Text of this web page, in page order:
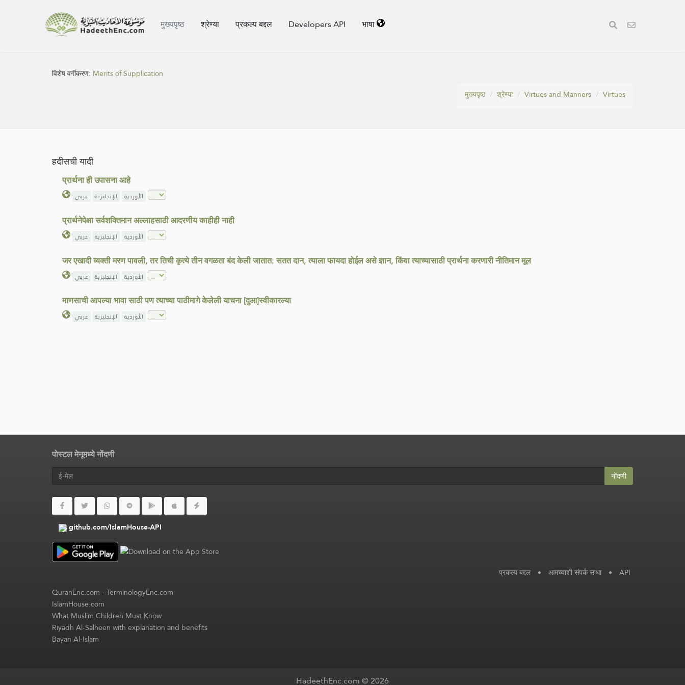
मुख्यपृष्ठ श्रेण्या प्रकल्प बद्दल Developers API भाषा
विशेष वर्गीकरण: Merits of Supplication
मुख्यपृष्ठ
श्रेण्या Virtues and Manners Virtues
हदीसची यादी
प्रार्थना ही उपासना आहे
عربي الإنجليزية الأوردية
प्रार्थनेपेक्षा सर्वशक्तिमान अल्लाहसाठी आदरणीय काहीही नाही
عربي الإنجليزية الأوردية
जर एखादी व्यक्ती मरण पावली, तर तिची कृत्ये तीन वगळता बंद केली जातात: सतत दान, त्याला फायदा होईल असे ज्ञान, किंवा त्याच्यासाठी प्रार्थना करणारी नीतिमान मूल
عربي الإنجليزية الأوردية
माणसाची आपल्या भावा साठी पण त्याच्या पाठीमागे केलेली याचना [दुआ]स्वीकारल्या
عربي الإنجليزية الأوردية
पोस्टल मेनूमध्ये नोंदणी
नोंदणी
github.com/IslamHouse-API
प्रकल्प बद्दल • आमच्याशी संपर्क साधा • API
QuranEnc.com-TerminologyEnc.com
IslamHouse.com
What Muslim Children Must Know
Riyadh Al-Salheen with explanation and benefits
Bayan Al-Islam
HadeethEnc.com © 2026